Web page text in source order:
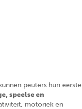
peuters hun eerste
speelse en
motoriek en